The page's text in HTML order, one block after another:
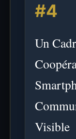
précision
en intérieur.
#4
Un
Visible